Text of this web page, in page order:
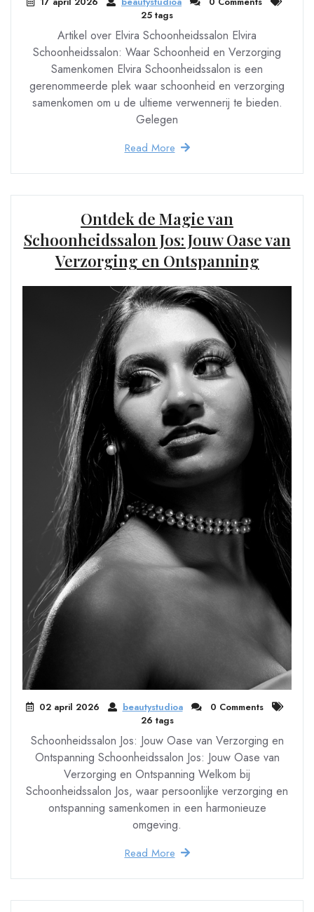
25 tags
Artikel over Elvira Schoonheidssalon Elvira
Schoonheidssalon: Waar Schoonheid en Verzorging
Samenkomen Elvira Schoonheidssalon is een
gerenommeerde plek waar schoonheid en verzorging
samenkomen om u de ultieme verwennerij te bieden.
Gelegen
Read More
Ontdek de Magie van
Schoonheidssalon Jos: Jouw Oase van
Verzorging en Ontspanning
02 april 2026 beautystudioa
0 Comments
26 tags
Schoonheidssalon Jos: Jouw Oase van Verzorging en
Ontspanning Schoonheidssalon Jos: Jouw Oase van
Verzorging en Ontspanning Welkom bij
Schoonheidssalon Jos, waar persoonlijke verzorging en
ontspanning samenkomen in een harmonieuze
omgeving.
Read More